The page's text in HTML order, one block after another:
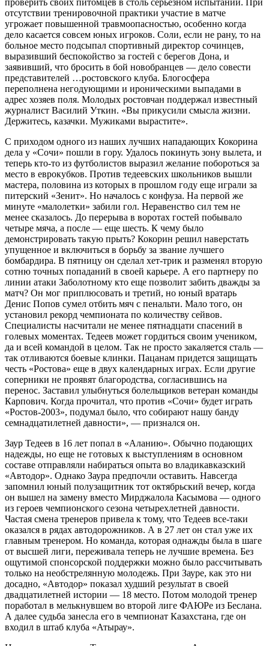
проверить своих питомцев в столь серьезном испытании. При
отсутствии тренировочной практики участие в матче
угрожает повышенной травмоопасностью, особенно когда
дело касается совсем юных игроков. Соли, если не рану, то на
больное место подсыпал спортивный директор сочинцев,
выразивший беспокойство за гостей с берегов Дона, и
заявивший, что бросить в бой новобранцев — дело совести
представителей …ростовского клуба. Блогосфера
переполнена негодующими и ироническими выпадами в
адрес хозяев поля. Молодых ростовчан поддержал известный
журналист Василий Уткин. «Вы прикусили смысла жизни.
Держитесь, казачки. Мужиками вырастите».
С приходом одного из наших лучших нападающих Кокорина
дела у «Сочи» пошли в гору. Удалось покинуть зону вылета, и
теперь кто-то из футболистов выразил желание побороться за
место в еврокубков. Против тедеевских школьников вышли
мастера, половина из которых в прошлом году еще играли за
питерский «Зенит». Но началось с конфуза. На первой же
минуте «малолетки» забили гол. Неравенство сил тем не
менее сказалось. До перерыва в воротах гостей побывало
четыре мяча, а после — еще шесть. К чему было
демонстрировать такую прыть? Кокорин решил наверстать
упущенное и включиться в борьбу за звание лучшего
бомбардира. В пятницу он сделал хет-трик и разменял вторую
сотню точных попаданий в своей карьере. А его партнеру по
линии атаки Заболотному кто еще позволит забить дважды за
матч? Он мог приплюсовать и третий, но юный вратарь
Денис Попов сумел отбить мяч с пенальти. Мало того, он
установил рекорд чемпионата по количеству сейвов.
Специалисты насчитали не менее пятнадцати спасений в
голевых моментах. Тедеев может гордиться своим учеником,
да и всей командой в целом. Так не просто закаляется сталь —
так отливаются боевые клинки. Пацанам придется защищать
честь «Ростова» еще в двух календарных играх. Если другие
соперники не проявят благородства, согласившись на
перенос. Заставил улыбнуться болельщиков ветеран команды
Карпович. Когда прочитал, что против «Сочи» будет играть
«Ростов-2003», подумал было, что собирают нашу банду
семнадцатилетней давности», — признался он.
Заур Тедеев в 16 лет попал в «Аланию». Обычно подающих
надежды, но еще не готовых к выступлениям в основном
составе отправляли набираться опыта во владикавказский
«Автодор». Однако Заура предпочли оставить. Навсегда
запомнил юный полузащитник тот октябрьский вечер, когда
он вышел на замену вместо Мирджалола Касымова — одного
из героев чемпионского сезона четырехлетней давности.
Частая смена тренеров привела к тому, что Тедеев все-таки
оказался в рядах автодорожников. А в 27 лет он стал уже их
главным тренером. Но команда, которая однажды была в шаге
от высшей лиги, переживала теперь не лучшие времена. Без
ощутимой спонсорской поддержки можно было рассчитывать
только на необстрелянную молодежь. При Зауре, как это ни
досадно, «Автодор» показал худший результат в своей
двадцатилетней истории — 18 место. Потом молодой тренер
поработал в мелькнувшем во второй лиге ФАЮРе из Беслана.
А далее судьба занесла его в чемпионат Казахстана, где он
входил в штаб клуба «Атырау».